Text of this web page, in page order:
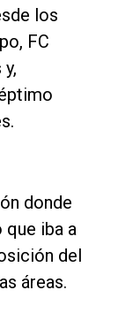
los
FC
donde
iba a
del
áreas.